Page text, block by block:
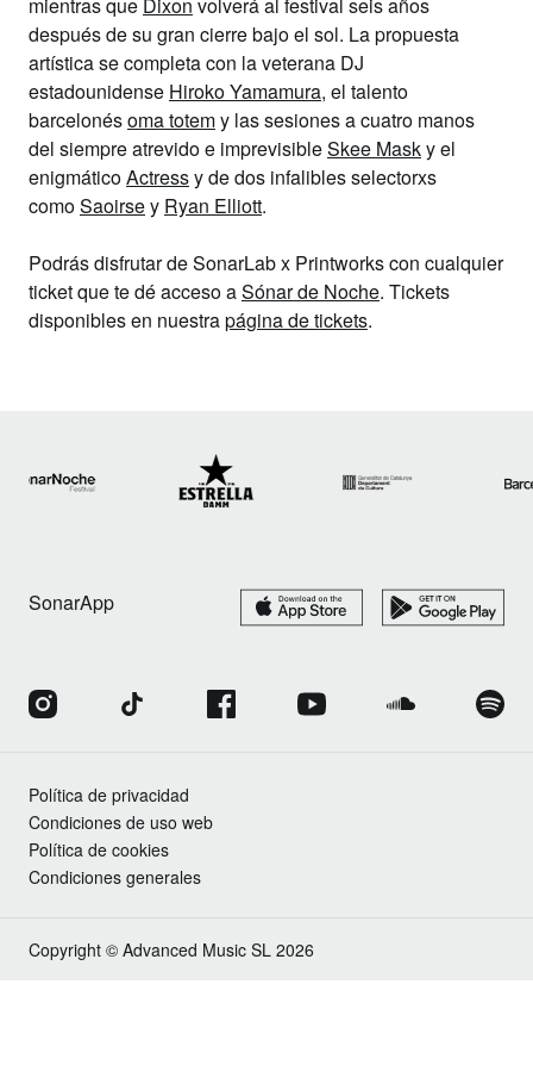
después de su gran cierre bajo el sol. La propuesta
artística se completa con la veterana DJ
estadounidense Hiroko Yamamura, el talento
barcelonésoma totemy las sesiones a cuatro manos
del siempre atrevido e imprevisibleSkee Masky el
enigmáticoActressy de dos infalibles selectorxs
comoSaoirsey Ryan Elliott.
Podrás disfrutar de SonarLab x Printworks con cualquier
ticket que te dé acceso aSónar de Noche. Tickets
disponibles en nuestrapágina de tickets.
SonarApp
Política de privacidad
Condiciones de uso web
Política de cookies
Condiciones generales
Copyright © Advanced Music SL 2026